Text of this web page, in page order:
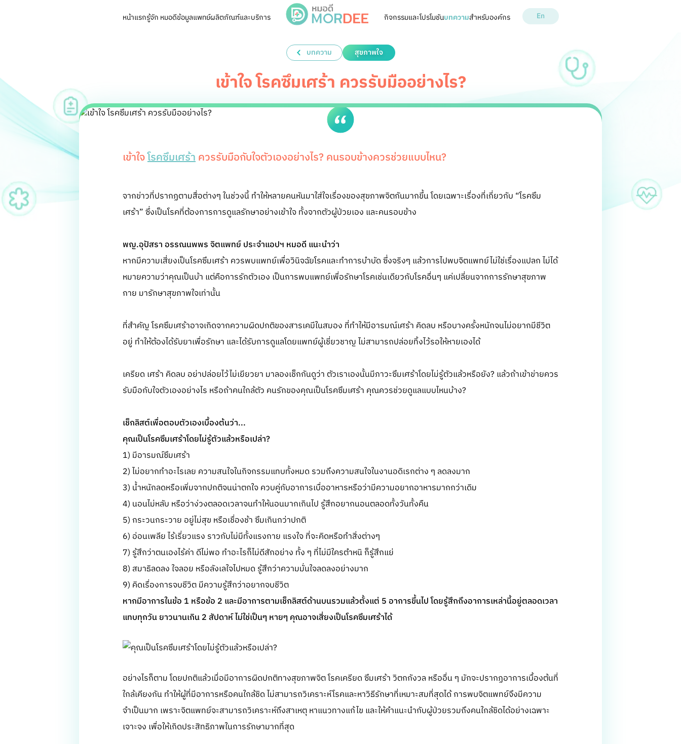
หน้าแรกรู้จัก หมอดีข้อมูลแพทย์ผลิตภัณฑ์และบริการ กิจกรรมและโปรโมชันบทความสำหรับองค์กร En
บทความ สุขภาพใจ
เข้าใจ โรคซึมเศร้า ควรรับมืออย่างไร?
เข้าใจโรคซึมเศร้าควรรับมือกับใจตัวเองอย่างไร? คนรอบข้างควรช่วยแบบไหน?
จากข่าวที่ปรากฏตามสื่อต่างๆ ในช่วงนี้ ทำให้หลายคนหันมาใส่ใจเรื่องของสุขภาพจิตกันมากขึ้น โดยเฉพาะเรื่องที่เกี่ยวกับ “โรคซึม
เศร้า” ซึ่งเป็นโรคที่ต้องการการดูแลรักษาอย่างเข้าใจ ทั้งจากตัวผู้ป่วยเอง และคนรอบข้าง
พญ.อุปัสรา อรรณนพพร จิตแพทย์ ประจำแอปฯ หมอดี แนะนำว่า
หากมีความเสี่ยงเป็นโรคซึมเศร้า ควรพบแพทย์เพื่อวินิจฉัยโรคและทำการบำบัด ซึ่งจริงๆ แล้วการไปพบจิตแพทย์ไม่ใช่เรื่องแปลก ไม่ได้
หมายความว่าคุณเป็นบ้า แต่คือการรักตัวเอง เป็นการพบแพทย์เพื่อรักษาโรคเช่นเดียวกับโรคอื่นๆ แค่เปลี่ยนจากการรักษาสุขภาพ
กาย มารักษาสุขภาพใจเท่านั้น
ที่สำคัญ โรคซึมเศร้าอาจเกิดจากความผิดปกติของสารเคมีในสมอง ที่ทำให้มีอารมณ์เศร้า คิดลบ หรือบางครั้งหนักจนไม่อยากมีชีวิต
อยู่ ทำให้ต้องได้รับยาเพื่อรักษา และได้รับการดูแลโดยแพทย์ผู้เชี่ยวชาญ ไม่สามารถปล่อยทิ้งไว้รอให้หายเองได้
เครียด เศร้า คิดลบ อย่าปล่อยไว้ไม่เยียวยา มาลองเช็กกันดูว่า ตัวเราเองนั้นมีภาวะซึมเศร้าโดยไม่รู้ตัวแล้วหรือยัง? แล้วถ้าเข้าข่ายควร
รับมือกับใจตัวเองอย่างไร หรือถ้าคนใกล้ตัว คนรักของคุณเป็นโรคซึมเศร้า คุณควรช่วยดูแลแบบไหนบ้าง?
เช็กลิสต์เพื่อตอบตัวเองเบื้องต้นว่า...
คุณเป็นโรคซึมเศร้าโดยไม่รู้ตัวแล้วหรือเปล่า?
1) มีอารมณ์ซึมเศร้า
2) ไม่อยากทำอะไรเลย ความสนใจในกิจกรรมแทบทั้งหมด รวมถึงความสนใจในงานอดิเรกต่าง ๆ ลดลงมาก
3) น้ำหนักลดหรือเพิ่มจากปกติจนน่าตกใจ ควบคู่กับอาการเบื่ออาหารหรือว่ามีความอยากอาหารมากกว่าเดิม
4) นอนไม่หลับ หรือว่าง่วงตลอดเวลาจนทำให้นอนมากเกินไป รู้สึกอยากนอนตลอดทั้งวันทั้งคืน
5) กระวนกระวาย อยู่ไม่สุข หรือเชื่องช้า ซึมเกินกว่าปกติ
6) อ่อนเพลีย ไร้เรี่ยวแรง ราวกับไม่มีทั้งแรงกาย แรงใจ ที่จะคิดหรือทำสิ่งต่างๆ
7) รู้สึกว่าตนเองไร้ค่า ดีไม่พอ ทำอะไรก็ไม่ดีสักอย่าง ทั้ง ๆ ที่ไม่มีใครตำหนิ ก็รู้สึกแย่
8) สมาธิลดลง ใจลอย หรือลังเลใจไปหมด รู้สึกว่าความมั่นใจลดลงอย่างมาก
9) คิดเรื่องการจบชีวิต มีความรู้สึกว่าอยากจบชีวิต
หากมีอาการในข้อ 1 หรือข้อ 2 และมีอาการตามเช็กลิสต์ด้านบนรวมแล้วตั้งแต่ 5 อาการขึ้นไป โดยรู้สึกถึงอาการเหล่านี้อยู่ตลอดเวลา
แทบทุกวัน ยาวนานเกิน 2 สัปดาห์ ไม่ใช่เป็นๆ หายๆ คุณอาจเสี่ยงเป็นโรคซึมเศร้าได้
อย่างไรก็ตาม โดยปกติแล้วเมื่อมีอาการผิดปกติทางสุขภาพจิต โรคเครียด ซึมเศร้า วิตกกังวล หรืออื่น ๆ มักจะปรากฏอาการเบื้องต้นที่
ใกล้เคียงกัน ทำให้ผู้ที่มีอาการหรือคนใกล้ชิด ไม่สามารถวิเคราะห์โรคและหาวิธีรักษาที่เหมาะสมที่สุดได้ การพบจิตแพทย์จึงมีความ
จำเป็นมาก เพราะจิตแพทย์จะสามารถวิเคราะห์ถึงสาเหตุ หาแนวทางแก้ไข และให้คำแนะนำกับผู้ป่วยรวมถึงคนใกล้ชิดได้อย่างเฉพาะ
เจาะจง เพื่อให้เกิดประสิทธิภาพในการรักษามากที่สุด